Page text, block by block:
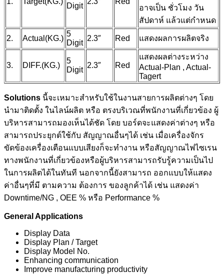
Digit
อาจเป็น ชั่วโมง วัน
สัปดาห์ แล้วแต่กำหนด
2. Actual(KG.)
5
Digit
2.3″ Red แสดงผลการผลิตจริง
3. DIFF.(KG.)
5
Digit
2.3″ Red
แสดงผลต่างระหว่าง
Actual-Plan , Actual-
Tagert
Solutions นี้จะเหมาะสำหรับใช้ในงานสายการผลิตต่างๆ โดย
นำมาติดตั้ง ในไลน์ผลิต หรือ ตรงบริเวณที่พนักงานที่เกี่ยวข้อง ผู้
บริหารสามารถมองเห็นได้ชัด โดย บอร์ดจะแสดงค่าต่างๆ หรือ
สามารถประยุกต์ใช้กับ สัญญาณอื่นๆได้ เช่น เมื่อเครื่องจักร
ขัดข้องเครื่องเตือนแบบเสียงก็จะทำงาน หรือสัญญาณไฟไซเรน
ทางพนักงานที่เกี่ยวข้องหรือผู้บริหารสามารถรับรู้ความเป็นไป
ในการผลิตได้ในทันที นอกจากนี้ยังสามารถ ออกแบบให้แสดง
ค่าอื่นๆที่มี ตามความ ต้องการ ของลูกค้าได้ เช่น แสดงค่า
Downtime/NG , OEE % หรือ Performance %
General Applications
Display Data
Display Plan / Target
Display Model No.
Enhancing communication
Improve manufacturing productivity